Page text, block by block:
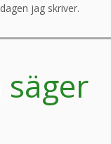
jag skriver.